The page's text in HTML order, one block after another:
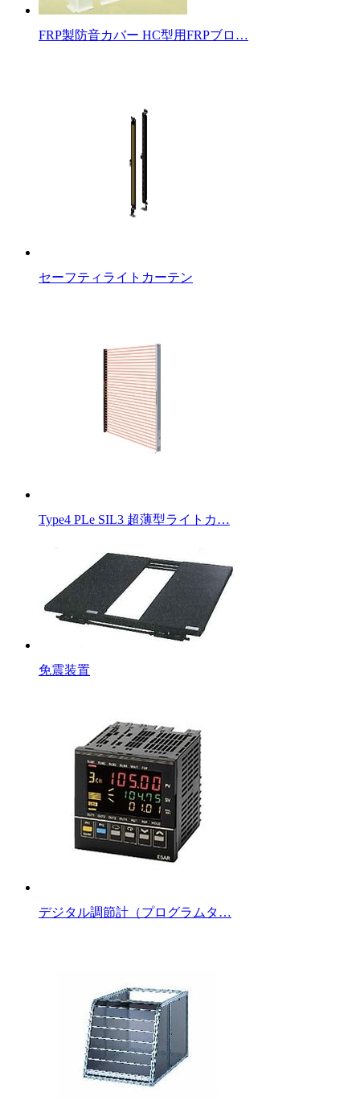
FRP製防音カバー HC型用FRPブロ…
セーフティライトカーテン
Type4 PLe SIL3 超薄型ライトカ…
免震装置
デジタル調節計（プログラムタ…